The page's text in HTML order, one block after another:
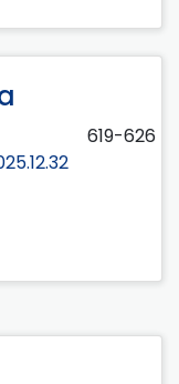
619-626